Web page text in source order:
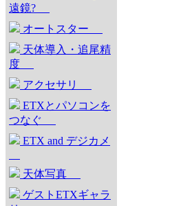
遠鏡?
オートスター
天体導入・追尾精
度
アクセサリ
ETXとパソコンを
つなぐ
ETX and デジカメ
天体写真
ゲストETXギャラ